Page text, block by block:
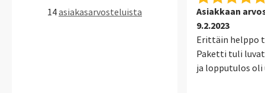
14asiakasarvosteluista
Asiakkaan
9.2.2023
Erittäin helppo
Paketti tuli
ja lopputulos oli